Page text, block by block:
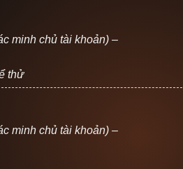
minh chủ tài khoản) –
thử
minh chủ tài khoản) –